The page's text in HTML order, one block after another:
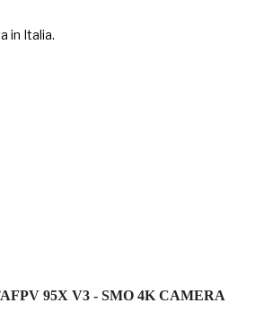
in Italia.
95X V3 - SMO 4K CAMERA